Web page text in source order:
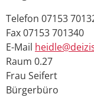
Telefon 07153
Fax07153 701340
E-Mail
Raum 0.27
Frau Seifert
Bürgerbüro